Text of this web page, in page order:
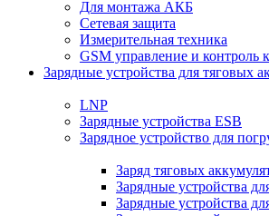
Для монтажа АКБ
Сетевая защита
Измерительная техника
GSM управление и контроль
Зарядные устройства для тяговых
LNP
Зарядные устройства ESB
Зарядное устройство для
Заряд тяговых
Зарядные устройства
Зарядные устройства